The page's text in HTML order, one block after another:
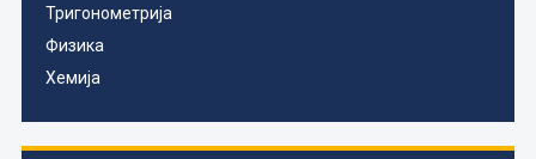
Тригонометрија
Физика
Хемија